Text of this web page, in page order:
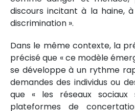
discours incitant à la haine,
discrimination ».
Dans le même contexte, la
précisé que « ce modèle
se développe à un rythme
demandes des individus ou
que « les réseaux sociaux
plateformes de